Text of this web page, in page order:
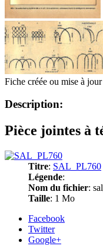
Fiche créée ou mise à
Description:
Pièce jointes à
Titre: SAL_PL760
Légende:
Nom du fichier:
Taille: 1 Mo
Facebook
Twitter
Google+